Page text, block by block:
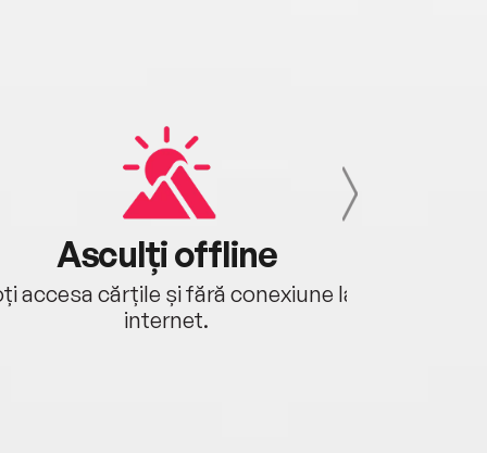
Asculți offline
accesa cărțile și fără conexiune la
internet.